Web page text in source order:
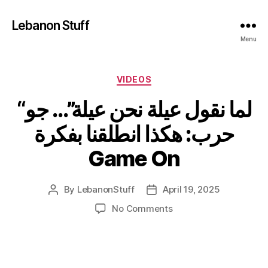
Lebanon Stuff
Menu
Categories
VIDEOS
“لما نقول عيلة نحن عيلة”… جو
حرب: هكذا انطلقنا بفكرة
Game On
Post
By LebanonStuff
PostApril 19, 2025
No Commentson